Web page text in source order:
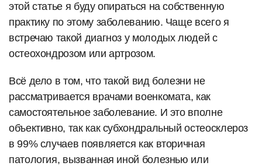
этой статье я буду опираться на собственную
практику по этому заболеванию. Чаще всего я
встречаю такой диагноз у молодых людей с
остеохондрозом или артрозом.
Всё дело в том, что такой вид болезни не
рассматривается врачами военкомата, как
самостоятельное заболевание. И это вполне
объективно, так как субхондральный остеосклероз
в 99% случаев появляется как вторичная
патология, вызванная иной болезнью или